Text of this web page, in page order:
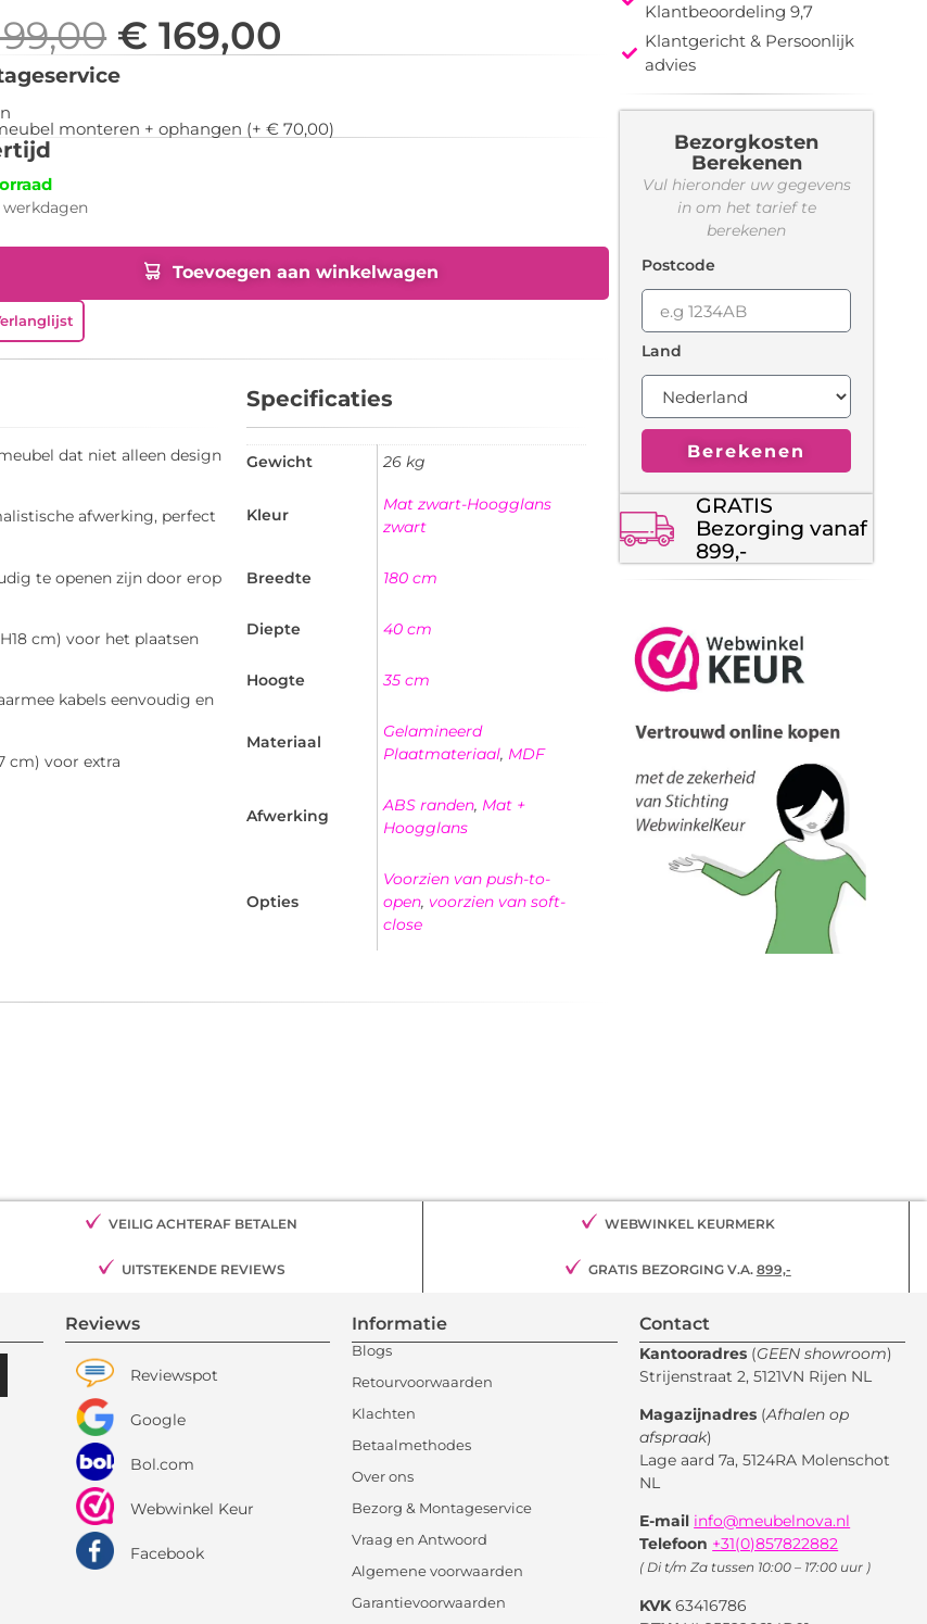
€ 169,00
monteren + ophangen (+€ 70,00)
Toevoegen aan winkelwagen
dat niet alleen design
afwerking, perfect
te openen zijn door erop
cm) voor het plaatsen
kabels eenvoudig en
cm) voor extra
Specificaties
Gewicht 26 kg
Kleur
Mat zwart-Hoogglans
zwart
Breedte 180 cm
Diepte 40 cm
Hoogte 35 cm
Materiaal
Gelamineerd
Plaatmateriaal, MDF
Afwerking
ABS randen, Mat +
Hoogglans
Opties
Voorzien van push-to-
open, voorzien van soft-
close
Klantbeoordeling 9,7
Klantgericht & Persoonlijk
advies
Bezorgkosten
Berekenen
Vul hieronder uw gegevens
in om het tarief te
berekenen
Postcode
Land
Berekenen
GRATIS
Bezorging vanaf
899,-
VEILIG ACHTERAF BETALEN WEBWINKEL KEURMERK
UITSTEKENDE REVIEWS GRATIS BEZORGING V.A. 899,-
Reviews
Reviewspot
Google
Bol.com
Webwinkel Keur
Facebook
Informatie
Blogs
Retourvoorwaarden
Klachten
Betaalmethodes
Over ons
Bezorg & Montageservice
Vraag en Antwoord
Algemene voorwaarden
Garantievoorwaarden
Contact
Kantooradres (GEEN showroom)
Strijenstraat 2, 5121VN Rijen NL
Magazijnadres (Afhalen op
afspraak)
Lage aard 7a, 5124RA Molenschot
NL
E-mail info@meubelnova.nl
Telefoon +31(0)857822882
( Di t/m Za tussen 10:00 – 17:00 uur )
KVK63416786